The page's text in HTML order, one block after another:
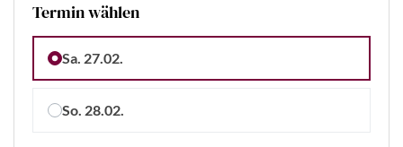
Termin wählen
Sa. 27.02.
So. 28.02.